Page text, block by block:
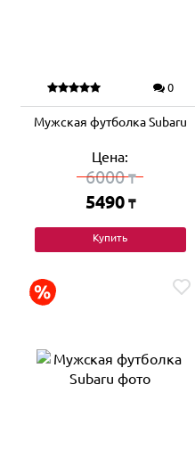
0
Мужская футболка Subaru
Цена:
6000₸
5490 ₸
Купить